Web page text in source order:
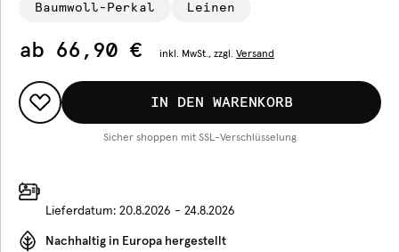
Baumwoll-Perkal Leinen
ab 66,90 € inkl. MwSt., zzgl. Versand
IN DEN WARENKORB
Sicher shoppen mit SSL-Verschlüsselung
Lieferdatum: 20.8.2026 - 24.8.2026
Nachhaltig in Europa hergestellt